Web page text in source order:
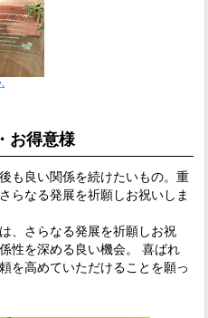
お得意様
も良い関係を続けたいもの。重
らなる発展を祈願しお祝いしま
、さらなる発展を祈願しお祝
性を深める良い機会。 喜ばれ
を高めていただけることを願っ